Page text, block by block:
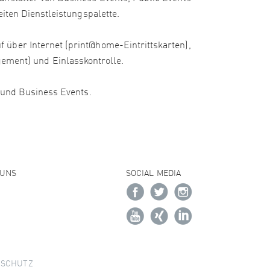
Dienstleistungspalette.
über Internet (print@home-Eintrittskarten),
und Einlasskontrolle.
Business Events.
SOCIAL MEDIA